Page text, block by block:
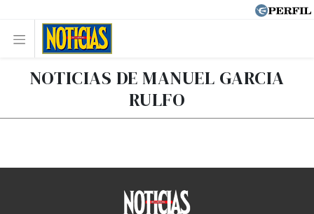
NOTICIAS DE MANUEL GARCIA
RULFO